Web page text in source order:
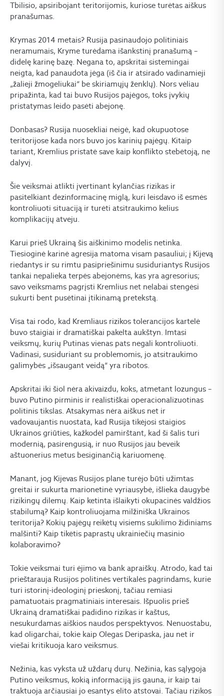
Tbilisio, apsiribojant teritorijomis, kuriose turėtas aiškus
pranašumas.
Krymas 2014 metais? Rusija pasinaudojo politiniais
neramumais, Kryme turėdama išankstinį pranašumą –
didelę karinę bazę. Negana to, apskritai sistemingai
neigta, kad panaudota jėga (iš čia ir atsirado vadinamieji
„žalieji žmogeliukai“ be skiriamųjų ženklų). Nors vėliau
pripažinta, kad tai buvo Rusijos pajėgos, toks įvykių
pristatymas leido pasėti abejonę.
Donbasas? Rusija nuosekliai neigė, kad okupuotose
teritorijose kada nors buvo jos karinių pajėgų. Kitaip
tariant, Kremlius pristatė save kaip konflikto stebėtoją, ne
dalyvį.
Šie veiksmai atlikti įvertinant kylančias rizikas ir
pasitelkiant dezinformacinę miglą, kuri leisdavo iš esmės
kontroliuoti situaciją ir turėti atsitraukimo kelius
komplikacijų atveju.
Karui prieš Ukrainą šis aiškinimo modelis netinka.
Tiesioginė karinė agresija matoma visam pasauliui; į Kijevą
riedantys ir su rimtu pasipriešinimu susiduriantys Rusijos
tankai nepalieka terpės abejonėms, kas yra agresorius;
savo veiksmams pagrįsti Kremlius net nelabai stengėsi
sukurti bent pusėtinai įtikinamą pretekstą.
Visa tai rodo, kad Kremliaus rizikos tolerancijos kartelė
buvo staigiai ir dramatiškai pakelta aukštyn. Imtasi
veiksmų, kurių Putinas vienas pats negali kontroliuoti.
Vadinasi, susiduriant su problemomis, jo atsitraukimo
galimybės „išsaugant veidą“ yra ribotos.
Apskritai iki šiol nėra akivaizdu, koks, atmetant lozungus –
buvo Putino pirminis ir realistiškai operacionalizuotinas
politinis tikslas. Atsakymas nėra aiškus net ir
vadovaujantis nuostata, kad Rusija tikėjosi staigios
Ukrainos griūties, kažkodėl pamirštant, kad ši šalis turi
modernią, pasirengusią, ir nuo Rusijos jau beveik
aštuonerius metus besiginančią kariuomenę.
Manant, jog Kijevas Rusijos plane turėjo būti užimtas
greitai ir sukurta marionetinė vyriausybė, išlieka daugybė
rizikingų dilemų. Kaip ketinta išlaikyti okupacinės valdžios
stabilumą? Kaip kontroliuojama milžiniška Ukrainos
teritorija? Kokių pajėgų reikėtų visiems sukilimo židiniams
malšinti? Kaip tikėtis paprastų ukrainiečių masinio
kolaboravimo?
Tokie veiksmai turi ėjimo va bank apraiškų. Atrodo, kad tai
prieštarauja Rusijos politinės vertikalės pagrindams, kurie
turi istorinį-ideologinį prieskonį, tačiau remiasi
pamatuotais pragmatiniais interesais. Išpuolis prieš
Ukrainą dramatiškai padidino rizikas ir kaštus,
nesukurdamas aiškios naudos perspektyvos. Nenuostabu,
kad oligarchai, tokie kaip Olegas Deripaska, jau net ir
viešai kritikuoja karo veiksmus.
Nežinia, kas vyksta už uždarų durų. Nežinia, kas sąlygoja
Putino veiksmus, kokią informaciją jis gauna, ir kaip tai
traktuoja arčiausiai jo esantys elito atstovai. Tačiau rizikos